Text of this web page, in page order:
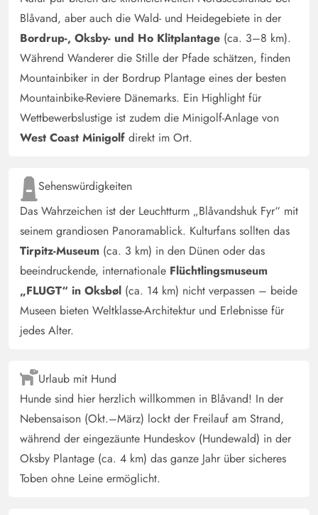
Blåvand, aber auch die Wald- und Heidegebiete in der
Bordrup-, Oksby- und Ho Klitplantage (ca. 3–8 km).
Während Wanderer die Stille der Pfade schätzen, finden
Mountainbiker in der Bordrup Plantage eines der besten
Mountainbike-Reviere Dänemarks. Ein Highlight für
Wettbewerbslustige ist zudem die Minigolf-Anlage von
West Coast Minigolf direkt im Ort.
Sehenswürdigkeiten
Das Wahrzeichen ist der Leuchtturm „Blåvandshuk Fyr“ mit
seinem grandiosen Panoramablick. Kulturfans sollten das
Tirpitz-Museum (ca. 3 km) in den Dünen oder das
beeindruckende, internationale Flüchtlingsmuseum
„FLUGT“ in Oksbøl (ca. 14 km) nicht verpassen – beide
Museen bieten Weltklasse-Architektur und Erlebnisse für
jedes Alter.
Urlaub mit Hund
Hunde sind hier herzlich willkommen in Blåvand! In der
Nebensaison (Okt.–März) lockt der Freilauf am Strand,
während der eingezäunte Hundeskov (Hundewald) in der
Oksby Plantage (ca. 4 km) das ganze Jahr über sicheres
Toben ohne Leine ermöglicht.